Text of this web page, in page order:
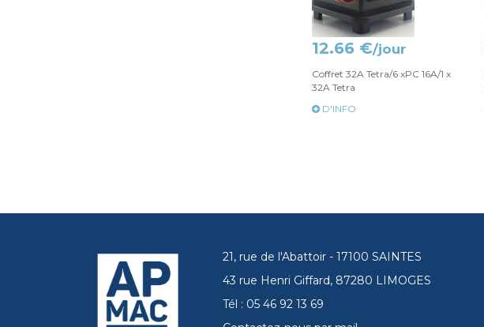
12.66 €/jour
Coffret 32A Tetra/6 xPC 16A/1 x
32A Tetra
D'INFO
21, rue de l'Abattoir - 17100 SAINTES
43 rue Henri Giffard, 87280 LIMOGES
Tél : 05 46 92 13 69